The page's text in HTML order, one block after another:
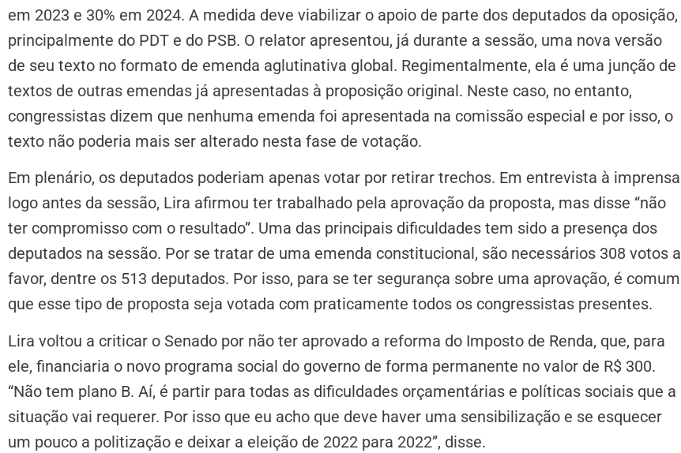
em 2023 e 30% em 2024. A medida deve viabilizar o apoio de parte dos deputados da oposição,
principalmente do PDT e do PSB. O relator apresentou, já durante a sessão, uma nova versão
de seu texto no formato de emenda aglutinativa global. Regimentalmente, ela é uma junção de
textos de outras emendas já apresentadas à proposição original. Neste caso, no entanto,
congressistas dizem que nenhuma emenda foi apresentada na comissão especial e por isso, o
texto não poderia mais ser alterado nesta fase de votação.
Em plenário, os deputados poderiam apenas votar por retirar trechos. Em entrevista à imprensa
logo antes da sessão, Lira afirmou ter trabalhado pela aprovação da proposta, mas disse “não
ter compromisso com o resultado”. Uma das principais dificuldades tem sido a presença dos
deputados na sessão. Por se tratar de uma emenda constitucional, são necessários 308 votos a
favor, dentre os 513 deputados. Por isso, para se ter segurança sobre uma aprovação, é comum
que esse tipo de proposta seja votada com praticamente todos os congressistas presentes.
Lira voltou a criticar o Senado por não ter aprovado a reforma do Imposto de Renda, que, para
ele, financiaria o novo programa social do governo de forma permanente no valor de R$ 300.
“Não tem plano B. Aí, é partir para todas as dificuldades orçamentárias e políticas sociais que a
situação vai requerer. Por isso que eu acho que deve haver uma sensibilização e se esquecer
um pouco a politização e deixar a eleição de 2022 para 2022”, disse.